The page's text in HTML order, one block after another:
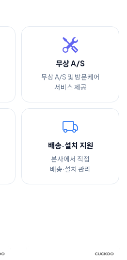
무상 A/S
무상 A/S 및 방문케어
서비스 제공
배송·설치 지원
본사에서 직접
배송·설치 관리